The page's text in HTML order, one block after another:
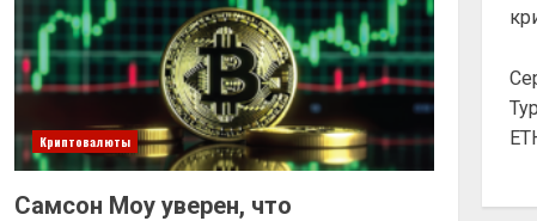
Криптовалюты
Самсон Моу уверен, что